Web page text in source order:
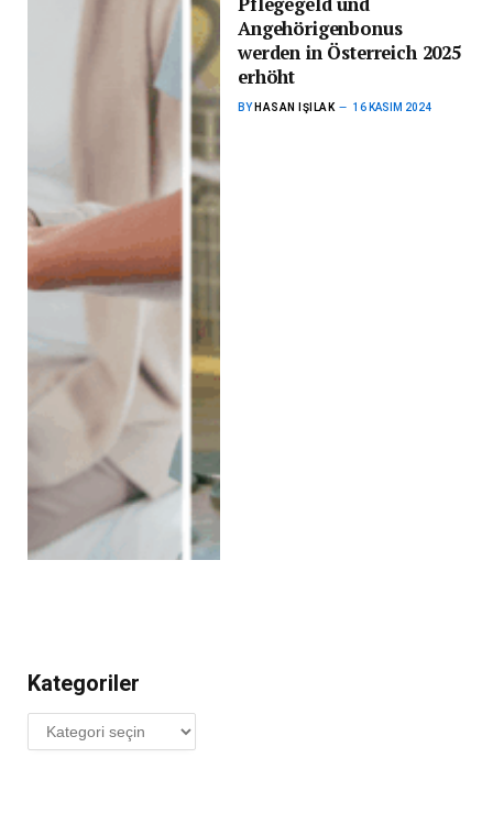
Angehörigenbonus
werden in Österreich 2025
erhöht
BY HASAN IŞILAK 16 KASIM 2024
Kategoriler
Kategoriler